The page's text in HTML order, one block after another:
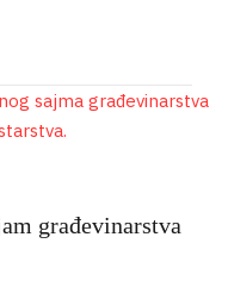
građevinarstva